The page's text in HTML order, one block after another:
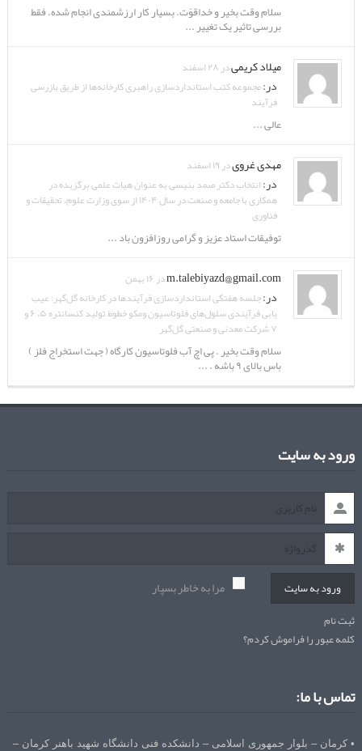
سلام وقت بخیر و خداقوّت. بسیار کار ارزشمندی انجام شده. فقط
بررسی تاثیر یک تغییر ...
میلاد کریمیدر ۲۸ اسفند
در:مجموعه کتب استانداردسازی راهبری کارخانه‌ها از طریق بازرسی
فرآیند
عالی ...
مهدی غرویدر ۱۹ اسفند
در:انتخاب دکتر صمد بنیسی به عنوان هیات علمی برگزیده در
همکاری با جامعه و صنعت در سال ۱۴۰۴ از سوی وزارت علوم، تحقیقات و
فناوری
توفیقات استاد عزیز و گرامی روزافزون باد ...
m.talebiyazd@gmail.comدر ۱۶ بهمن
در:جلسه هفتگی استانداردسازی فرآیندها در کارخانه گل‌گهر: عیب
یابی فرآیندی سلول‌های فلوتاسیون ومکو خطوط تولید کنسانتره ۵، ۶ و
۷ شرکت معدنی و صنعتی گل‌گهر
سلام وقت بخیر . پی اچ آب فلوتاسیون کارگاه ( جهت استخراج فلز )
باس بالای ۹ باشه . ...
ورود به سایت
ورود به سایت مرا به خاطر بسپار
ثبت نام
کلمه عبور را فراموش کردم؟
تماس با ما:
• کرمان – بلوار جمهوری اسلامی – دانشکده فنی دانشگاه شهید باهنر کرمان –